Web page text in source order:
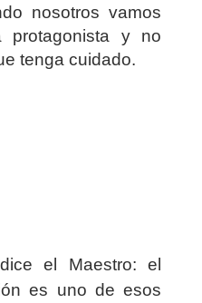
nosotros vamos
protagonista y no
tenga cuidado.
el Maestro: el
es uno de esos